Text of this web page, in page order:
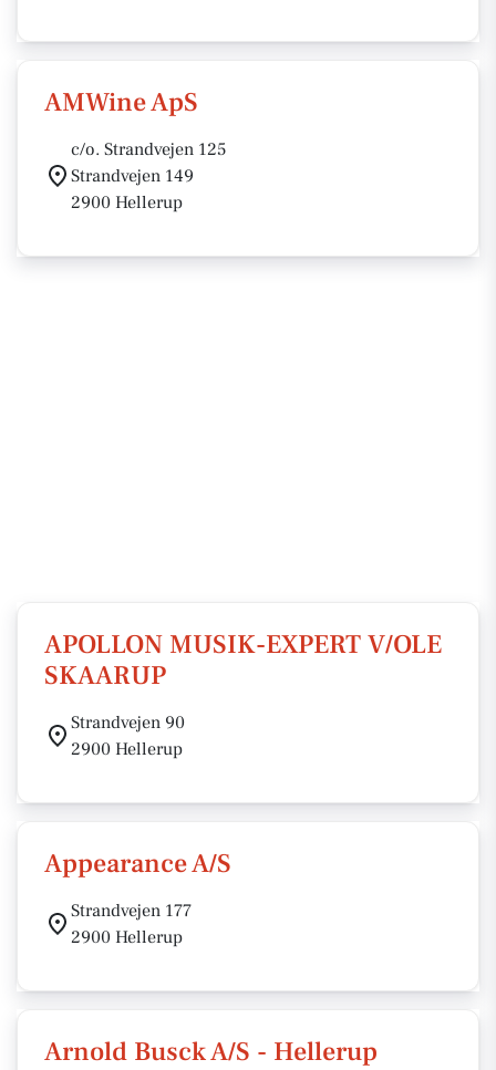
AMWine ApS
c/o. Strandvejen 125
Strandvejen 149
2900 Hellerup
APOLLON MUSIK-EXPERT V/OLE
SKAARUP
Strandvejen 90
2900 Hellerup
Appearance A/S
Strandvejen 177
2900 Hellerup
Arnold Busck A/S - Hellerup